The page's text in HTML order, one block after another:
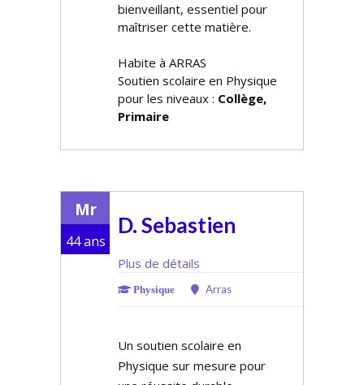
bienveillant, essentiel pour
maîtriser cette matière.
Habite à ARRAS
Soutien scolaire en Physique
pour les niveaux : Collège,
Primaire
Mr
44 ans
D. Sebastien
Plus de détails
Physique Arras
Un soutien scolaire en
Physique sur mesure pour